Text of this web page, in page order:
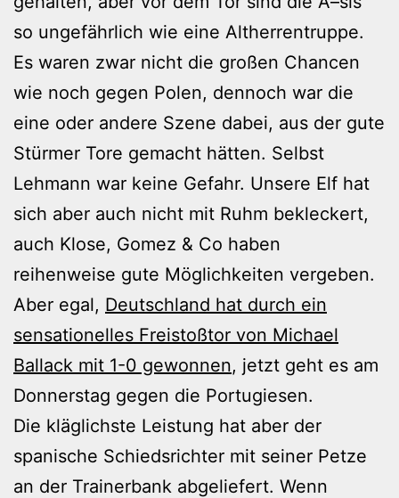
so ungefährlich wie eine Altherrentruppe.
Es waren zwar nicht die großen Chancen
wie noch gegen Polen, dennoch war die
eine oder andere Szene dabei, aus der gute
Stürmer Tore gemacht hätten. Selbst
Lehmann war keine Gefahr. Unsere Elf hat
sich aber auch nicht mit Ruhm bekleckert,
auch Klose, Gomez & Co haben
reihenweise gute Möglichkeiten vergeben.
Aber egal, Deutschland hat durch ein
sensationelles Freistoßtor von Michael
Ballack mit 1-0 gewonnen, jetzt geht es am
Donnerstag gegen die Portugiesen.
Die kläglichste Leistung hat aber der
spanische Schiedsrichter mit seiner Petze
an der Trainerbank abgeliefert. Wenn